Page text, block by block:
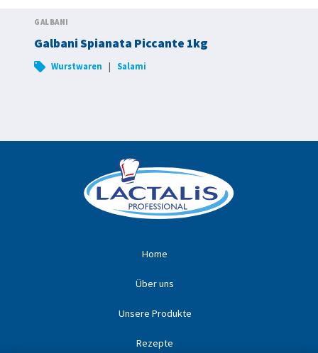
GALBANI
Galbani Spianata Piccante 1kg
Wurstwaren | Salami
Home
Über uns
Unsere Produkte
Rezepte